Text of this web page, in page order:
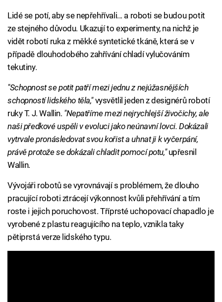
Lidé se potí, aby se nepřehřívali... a roboti se budou potit
ze stejného důvodu. Ukazují to experimenty, na nichž je
vidět robotí ruka z měkké syntetické tkáně, která se v
případě dlouhodobého zahřívání chladí vylučováním
tekutiny.
"Schopnost se potit patří mezi jednu z nejúžasnějších
schopností lidského těla,"vysvětlil jeden z designérů robotí
ruky T. J. Wallin. "Nepatříme mezi nejrychlejší živočichy, ale
naši předkové uspěli v evoluci jako neúnavní lovci. Dokázali
vytrvale pronásledovat svou kořist a uhnat ji k vyčerpání,
právě protože se dokázali chladit pomocí potu,"upřesnil
Wallin.
Vývojáři robotů se vyrovnávají s problémem, že dlouho
pracující roboti ztrácejí výkonnost kvůli přehřívání a tím
roste i jejich poruchovost. Tříprsté uchopovací chapadlo je
vyrobené z plastu reagujícího na teplo, vznikla taky
pětiprstá verze lidského typu.